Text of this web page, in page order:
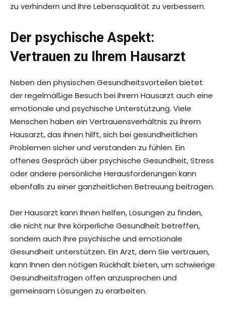
zu verhindern und Ihre Lebensqualität zu verbessern.
Der psychische Aspekt:
Vertrauen zu Ihrem Hausarzt
Neben den physischen Gesundheitsvorteilen bietet
der regelmäßige Besuch bei Ihrem Hausarzt auch eine
emotionale und psychische Unterstützung. Viele
Menschen haben ein Vertrauensverhältnis zu ihrem
Hausarzt, das ihnen hilft, sich bei gesundheitlichen
Problemen sicher und verstanden zu fühlen. Ein
offenes Gespräch über psychische Gesundheit, Stress
oder andere persönliche Herausforderungen kann
ebenfalls zu einer ganzheitlichen Betreuung beitragen.
Der Hausarzt kann Ihnen helfen, Lösungen zu finden,
die nicht nur Ihre körperliche Gesundheit betreffen,
sondern auch Ihre psychische und emotionale
Gesundheit unterstützen. Ein Arzt, dem Sie vertrauen,
kann Ihnen den nötigen Rückhalt bieten, um schwierige
Gesundheitsfragen offen anzusprechen und
gemeinsam Lösungen zu erarbeiten.